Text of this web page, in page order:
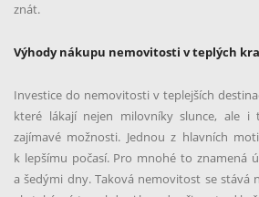
znát.
Výhody nákupu nemovitosti v teplých
Investice do nemovitosti v teplejších
které lákají nejen milovníky slunce, ale i
zajímavé možnosti. Jednou z hlavních
k lepšímu počasí. Pro mnohé to znamená
a šedými dny. Taková nemovitost se stává